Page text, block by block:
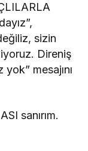
sizin
Direniş
mesajını
sanırım.